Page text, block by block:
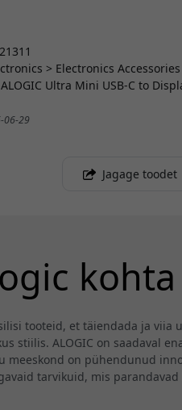
> Electronics
Ultra Mini USB-C to
06-29
Jagage toodet
kohta
tooteid, et täiendada ja viia
stiilis. ALOGIC on saadaval
meeskond on pühendunud
tarvikuid, mis parandavad